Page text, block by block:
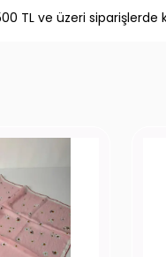
TL ve üzeri siparişlerde